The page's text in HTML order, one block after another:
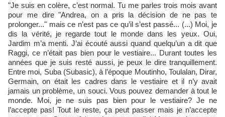
"Je suis en colère, c’est normal. Tu me parles trois mois avant
pour me dire "Andrea, on a pris la décision de ne pas te
prolonger..." mais ce n’est pas ce qu’il s’est passé... (...) Moi, je
dis la vérité, je regarde tout le monde dans les yeux. Oui,
Jardim m’a menti. J’ai écouté aussi quand quelqu’un a dit que
Raggi, ce n’était pas bien pour le vestiaire... Durant toutes les
années que je suis resté aussi, je peux le dire tranquillement.
Entre moi, Suba (Subasic), à l’époque Moutinho, Toulalan, Dirar,
Germain, on était les cadres dans le vestiaire et il n’y avait
jamais un problème, un souci. Vous pouvez demander à tout le
monde. Moi, je ne suis pas bien pour le vestiaire? Je ne
l’accepte pas! Tout le reste, ça peut passer mais je n’accepte